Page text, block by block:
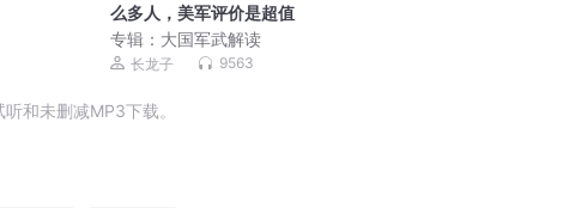
么多人，美军评价是超值
专辑： 大国军武解读
长龙子 9563
和未删减MP3下载。